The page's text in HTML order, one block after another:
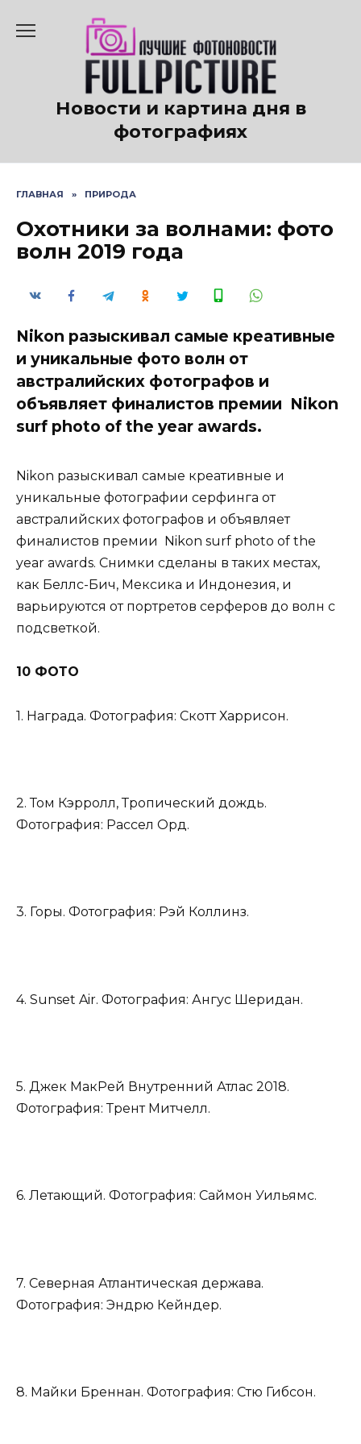
содержанию
Новости и картина дня в
фотографиях
ГЛАВНАЯ » ПРИРОДА
Охотники за волнами: фото
волн 2019 года
Nikon разыскивал самые креативные
и уникальные фото волн от
австралийских фотографов и
объявляет финалистов премии Nikon
surf photo of the year awards.
Nikon разыскивал самые креативные и
уникальные фотографии серфинга от
австралийских фотографов и объявляет
финалистов премии Nikon surf photo of the
year awards. Снимки сделаны в таких местах,
как Беллс-Бич, Мексика и Индонезия, и
варьируются от портретов серферов до волн с
подсветкой.
10 ФОТО
1. Награда. Фотография: Скотт Харрисон.
2. Том Кэрролл, Тропический дождь.
Фотография: Рассел Орд.
3. Горы. Фотография: Рэй Коллинз.
4. Sunset Air. Фотография: Ангус Шеридан.
5. Джек МакРей Внутренний Атлас 2018.
Фотография: Трент Митчелл.
6. Летающий. Фотография: Саймон Уильямс.
7. Северная Атлантическая держава.
Фотография: Эндрю Кейндер.
8. Майки Бреннан. Фотография: Стю Гибсон.